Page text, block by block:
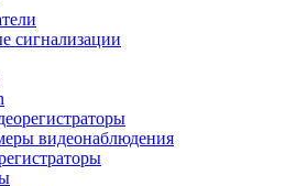
сигнализации
видеонаблюдения